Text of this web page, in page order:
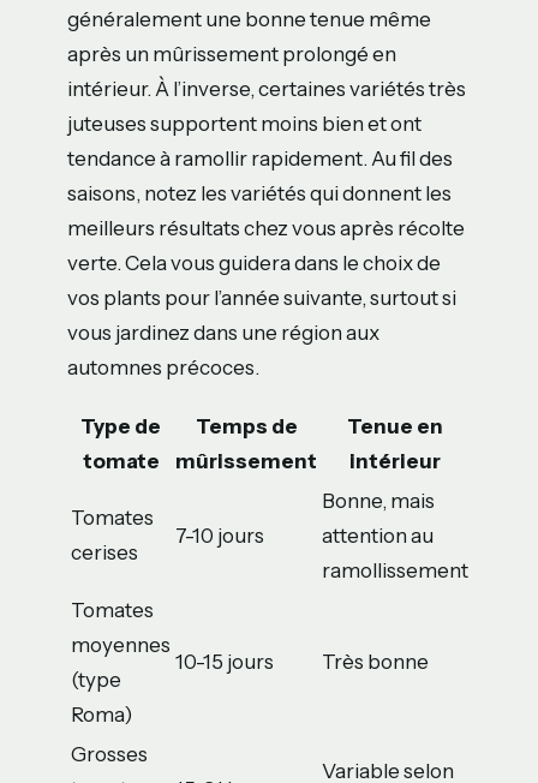
généralement une bonne tenue même
après un mûrissement prolongé en
intérieur. À l’inverse, certaines variétés très
juteuses supportent moins bien et ont
tendance à ramollir rapidement. Au fil des
saisons, notez les variétés qui donnent les
meilleurs résultats chez vous après récolte
verte. Cela vous guidera dans le choix de
vos plants pour l’année suivante, surtout si
vous jardinez dans une région aux
automnes précoces.
Type de
tomate
Temps de
mûrissement
Tenue en
intérieur
Tomates
cerises
7-10 jours
Bonne, mais
attention au
ramollissement
Tomates
moyennes
(type
Roma)
10-15 jours Très bonne
Grosses
Variable selon